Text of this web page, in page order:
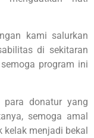
kami salurkan
di sekitaran
program ini
para donatur yang
semoga amal
kelak menjadi bekal